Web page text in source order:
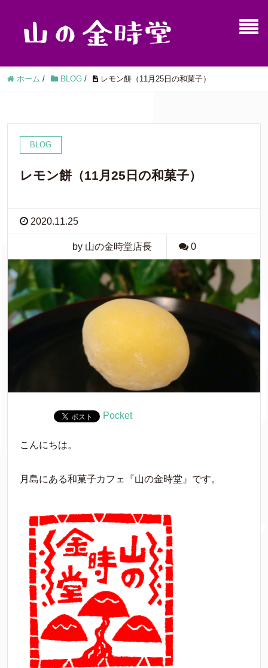
ホーム / BLOG / レモン餅（11月25日の和菓子）
BLOG
レモン餅（11月25日の和菓子）
2020.11.25
by 山の金時堂店長 0
Pocket
こんにちは。
月島にある和菓子カフェ『山の金時堂』です。